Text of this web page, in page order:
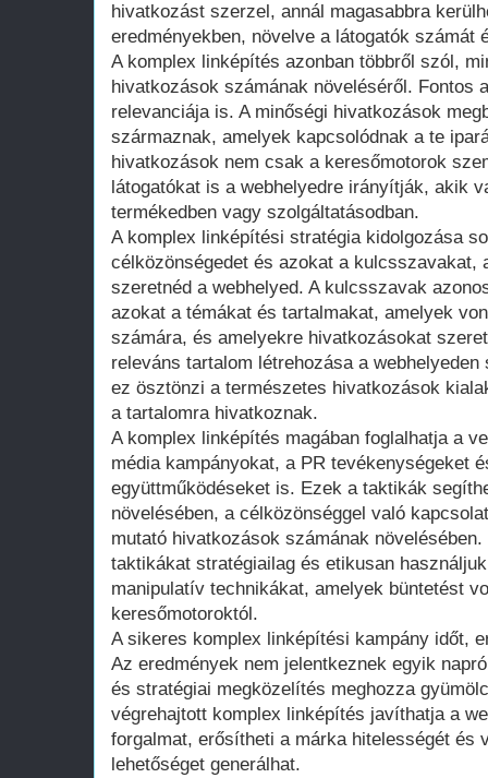
hivatkozást szerzel, annál magasabbra
eredményekben, növelve a látogatók számát
A komplex linképítés azonban többről szól,
hivatkozások számának növeléséről. Fontos
relevanciája is. A minőségi hivatkozások
származnak, amelyek kapcsolódnak a te
hivatkozások nem csak a keresőmotorok
látogatókat is a webhelyedre irányítják, akik
termékedben vagy szolgáltatásodban.
A komplex linképítési stratégia kidolgozása
célközönségedet és azokat a kulcsszavakat,
szeretnéd a webhelyed. A kulcsszavak
azokat a témákat és tartalmakat, amelyek
számára, és amelyekre hivatkozásokat
releváns tartalom létrehozása a
ez ösztönzi a természetes hivatkozások
a tartalomra hivatkoznak.
A komplex linképítés magában foglalhatja a
média kampányokat, a PR tevékenységeket
együttműködéseket is. Ezek a taktikák
növelésében, a célközönséggel való
mutató hivatkozások számának
taktikákat stratégiailag és etikusan
manipulatív technikákat, amelyek büntetést
keresőmotoroktól.
A sikeres komplex linképítési kampány időt,
Az eredmények nem jelentkeznek egyik
és stratégiai megközelítés meghozza
végrehajtott komplex linképítés javíthatja a
forgalmat, erősítheti a márka hitelességét és
lehetőséget generálhat.